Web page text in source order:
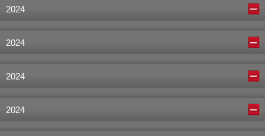
2024
2024
2024
2024